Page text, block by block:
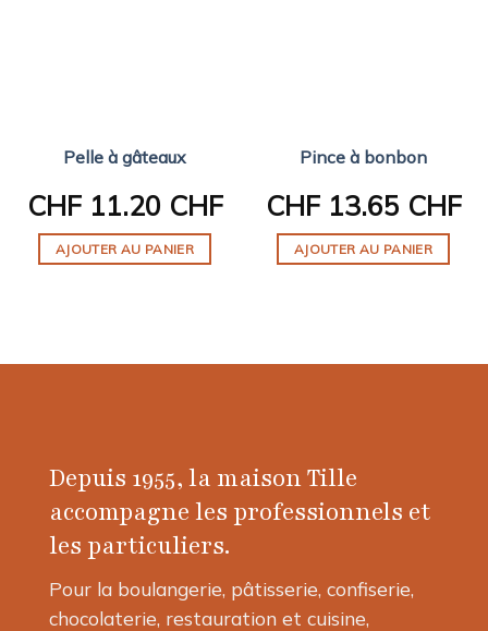
Pelle à gâteaux
CHF11.20 CHF
AJOUTER AU PANIER
Pince à bonbon
CHF13.65 CHF
AJOUTER AU PANIER
Depuis 1955, la maison Tille
accompagne les professionnels et
les particuliers.
Pour la boulangerie, pâtisserie, confiserie,
chocolaterie, restauration et cuisine,